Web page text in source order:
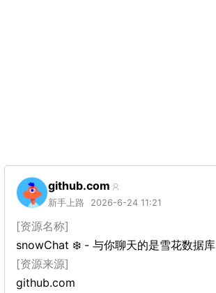
github.com
新手上路 2026-6-24 11:21
[资源名称]
snowChat ❄️ - 与你聊天的是雪花数据库
[资源来源]
github.com